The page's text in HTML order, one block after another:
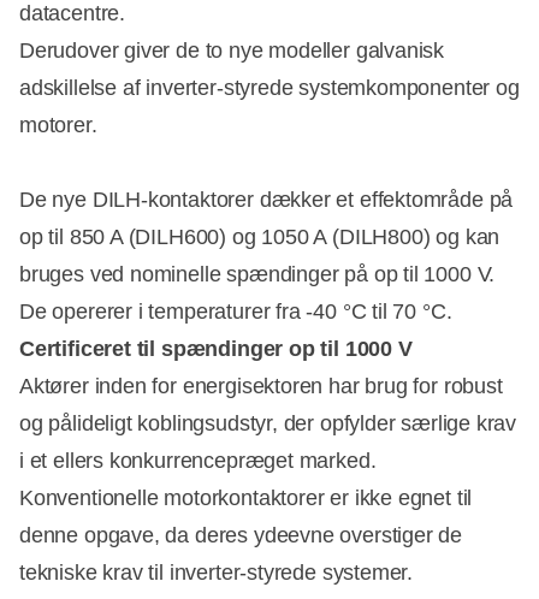
datacentre.
Derudover giver de to nye modeller galvanisk
adskillelse af inverter-styrede systemkomponenter og
motorer.
De nye DILH-kontaktorer dækker et effektområde på
op til 850 A (DILH600) og 1050 A (DILH800) og kan
bruges ved nominelle spændinger på op til 1000 V.
De opererer i temperaturer fra -40 °C til 70 °C.
Certificeret til spændinger op til 1000 V
Aktører inden for energisektoren har brug for robust
og pålideligt koblingsudstyr, der opfylder særlige krav
i et ellers konkurrencepræget marked.
Konventionelle motorkontaktorer er ikke egnet til
denne opgave, da deres ydeevne overstiger de
tekniske krav til inverter-styrede systemer.